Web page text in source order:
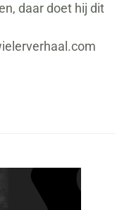
daar doet hij dit